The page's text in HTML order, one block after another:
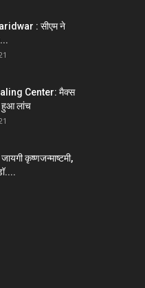
: सीएम ने
Center: मैक्स
हुआ लांच
कृष्णजन्माष्टमी,